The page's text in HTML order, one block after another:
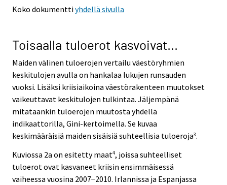
Koko dokumenttiyhdellä sivulla
Toisaalla tuloerot kasvoivat...
Maiden välinen tuloerojen vertailu väestöryhmien
keskitulojen avulla on hankalaa lukujen runsauden
vuoksi. Lisäksi kriisiaikoina väestörakenteen muutokset
vaikeuttavat keskitulojen tulkintaa. Jäljempänä
mitataankin tuloerojen muutosta yhdellä
indikaattorilla, Gini-kertoimella. Se kuvaa
keskimääräisiä maiden sisäisiä suhteellisia tuloeroja3.
Kuviossa 2a on esitetty maat4, joissa suhteelliset
tuloerot ovat kasvaneet kriisin ensimmäisessä
vaiheessa vuosina 2007−2010. Irlannissa ja Espanjassa